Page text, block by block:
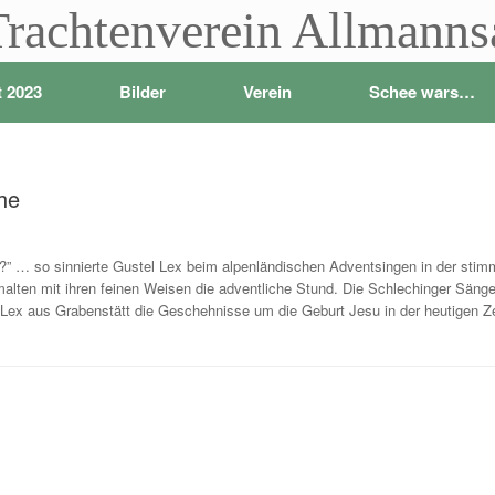
2023 Bilder Verein Schee wars…
… so sinnierte Gustel Lex beim alpenländischen Adventsingen in der
mit ihren feinen Weisen die adventliche Stund. Die Schlechinger
aus Grabenstätt die Geschehnisse um die Geburt Jesu in der heutigen